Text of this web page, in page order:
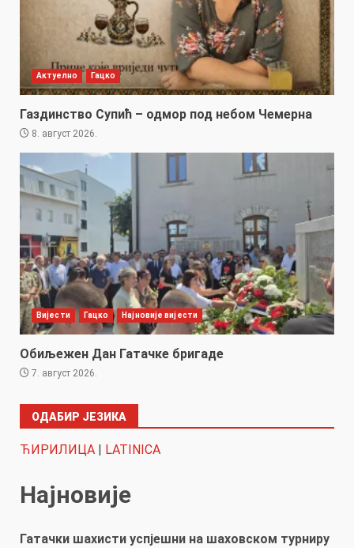
Актуелно Гацко
Газдинство Супић – одмор под небом Чемерна
8. август 2026.
Вијести Гацко Најновије вијести
Обиљежен Дан Гатачке бригаде
7. август 2026.
ОДАБИР ЈЕЗИКА
ЋИРИЛИЦА LATINICA
Најновије
Гатачки шахисти успјешни на шаховском турниру